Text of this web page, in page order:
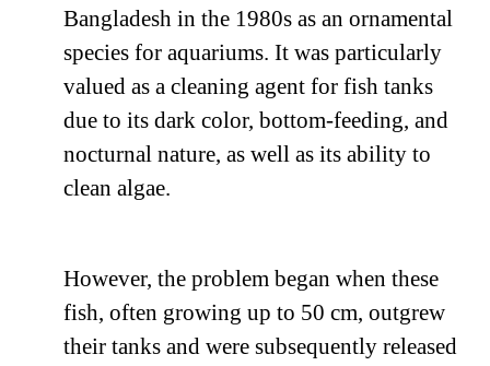
Bangladesh in the 1980s as an ornamental
species for aquariums. It was particularly
valued as a cleaning agent for fish tanks
due to its dark color, bottom-feeding, and
nocturnal nature, as well as its ability to
clean algae.
However, the problem began when these
fish, often growing up to 50 cm, outgrew
their tanks and were subsequently released